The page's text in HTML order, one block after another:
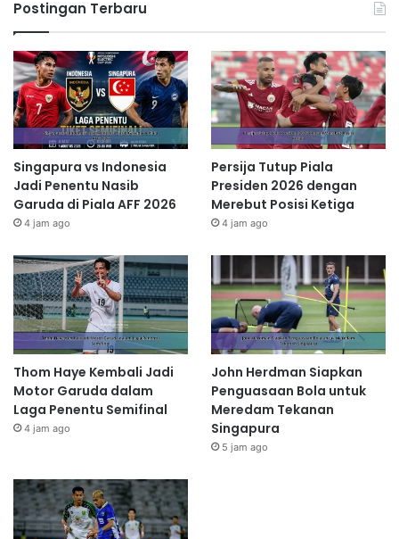
Postingan Terbaru
Singapura vs Indonesia
Jadi Penentu Nasib
Garuda di Piala AFF 2026
4 jam ago
Persija Tutup Piala
Presiden 2026 dengan
Merebut Posisi Ketiga
4 jam ago
Thom Haye Kembali Jadi
Motor Garuda dalam
Laga Penentu Semifinal
4 jam ago
John Herdman Siapkan
Penguasaan Bola untuk
Meredam Tekanan
Singapura
5 jam ago